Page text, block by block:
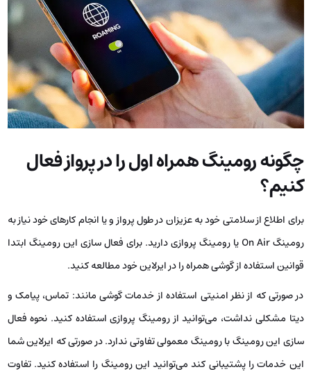
چگونه رومینگ همراه اول را در پرواز فعال
کنیم؟
برای اطلاع از سلامتی خود به عزیزان در طول پرواز و یا انجام کارهای خود نیاز به
رومینگ On Air یا رومینگ پروازی دارید. برای فعال سازی این رومینگ ابتدا
قوانین استفاده از گوشی همراه را در ایرلاین خود مطالعه کنید.
در صورتی که از نظر امنیتی استفاده از خدمات گوشی مانند: تماس، پیامک و
دیتا مشکلی نداشت، می‌توانید از رومینگ پروازی استفاده کنید. نحوه فعال
سازی این رومینگ با رومینگ معمولی تفاوتی ندارد. در صورتی که ایرلاین شما
این خدمات را پشتیبانی کند می‌توانید این رومینگ را استفاده کنید. تفاوت